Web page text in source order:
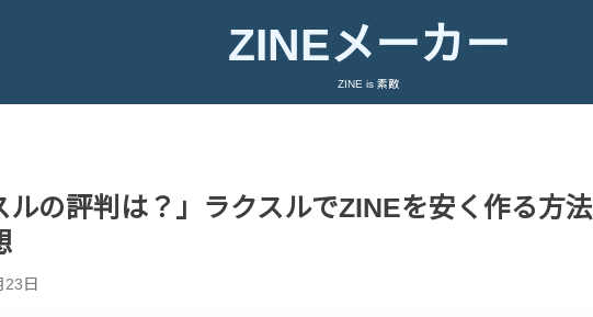
ZINEメーカー
ZINE is 素敵
ルの評判は？」ラクスルでZINEを安く作る方法
23日